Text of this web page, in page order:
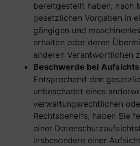
bereitgestellt haben, nach
gesetzlichen Vorgaben in
gängigen und
erhalten oder deren
anderen Verantwortlichen
Beschwerde bei
Entsprechend den
unbeschadet eines
verwaltungsrechtlichen
Rechtsbehelfs, haben Sie
einer
insbesondere einer